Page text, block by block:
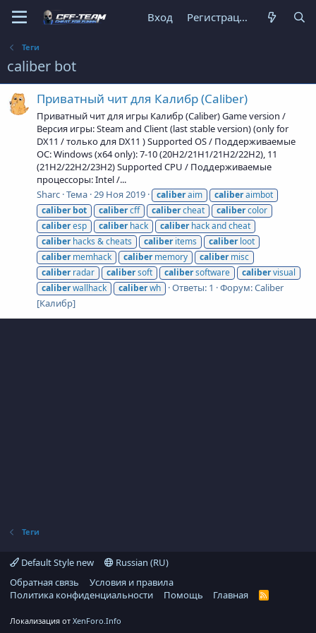
Вход Регистрация
Теги
caliber bot
Приватный чит для Калибр (Сaliber)
Приватный чит для игры Калибр (Сaliber) Game version /
Версия игры: Steam and Client (last stable version) (only for
DX11 / только для DX11 ) Supported OS / Поддерживаемые
ОС: Windows (x64 only): 7-10 (20H2/21H1/21H2/22H2), 11
(21H2/22H2/23H2) Supported CPU / Поддерживаемые
процессоры: Intel /...
Sharc Тема 29 Ноя 2019 caliberaim caliberaimbot
caliber bot calibercff calibercheat calibercolor
caliberesp caliberhack caliberhack and cheat
caliberhacks & cheats caliberitems caliberloot
calibermemhack calibermemory calibermisc
caliberradar calibersoft calibersoftware calibervisual
caliberwallhack caliberwh Ответы: 1 Форум:Caliber
[Калибр]
Теги
Default Style new
Russian (RU)
Обратная связь
Условия и правила
Политика конфиденциальности
Помощь Главная
R
Локализация от XenForo.Info